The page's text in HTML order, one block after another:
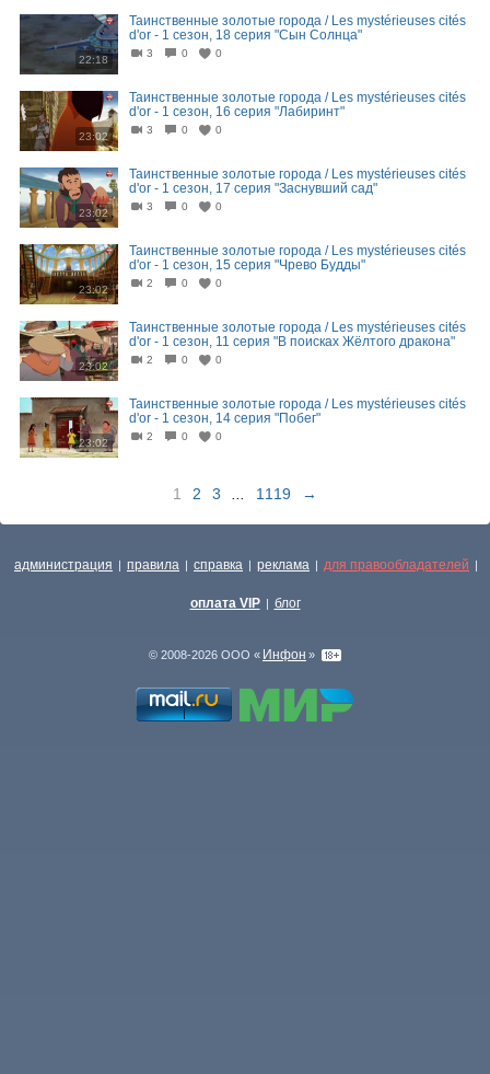
22:18
Таинственные золотые города / Les mystérieuses cités
d'or - 1 сезон, 18 серия "Сын Солнца"
3 0 0
23:02
Таинственные золотые города / Les mystérieuses cités
d'or - 1 сезон, 16 серия "Лабиринт"
3 0 0
23:02
Таинственные золотые города / Les mystérieuses cités
d'or - 1 сезон, 17 серия "Заснувший сад"
3 0 0
23:02
Таинственные золотые города / Les mystérieuses cités
d'or - 1 сезон, 15 серия "Чрево Будды"
2 0 0
23:02
Таинственные золотые города / Les mystérieuses cités
d'or - 1 сезон, 11 серия "В поисках Жёлтого дракона"
2 0 0
23:02
Таинственные золотые города / Les mystérieuses cités
d'or - 1 сезон, 14 серия "Побег"
2 0 0
1 2 3 1119 →
администрация | правила | справка | реклама | для правообладателей |
оплата VIP | блог
© 2008-2026 ООО « Инфон »